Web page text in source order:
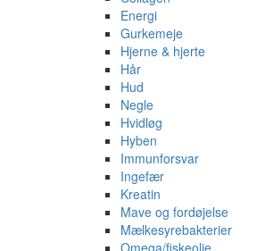
Energi
Gurkemeje
Hjerne & hjerte
Hår
Hud
Negle
Hvidløg
Hyben
Immunforsvar
Ingefær
Kreatin
Mave og fordøjelse
Mælkesyrebakterier
Omega/fiskeolie